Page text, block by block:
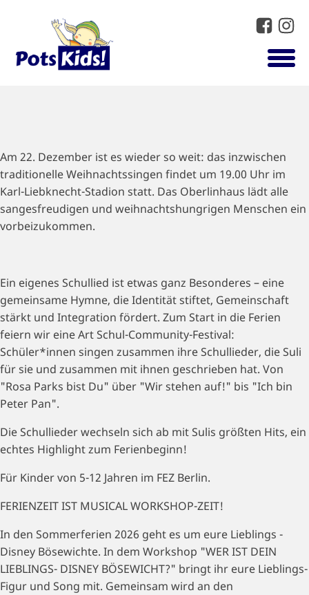
Am 22. Dezember ist es wieder so weit: das inzwischen
traditionelle Weihnachtssingen findet um 19.00 Uhr im
Karl-Liebknecht-Stadion statt. Das Oberlinhaus lädt alle
sangesfreudigen und weihnachtshungrigen Menschen ein
vorbeizukommen.
Ein eigenes Schullied ist etwas ganz Besonderes – eine
gemeinsame Hymne, die Identität stiftet, Gemeinschaft
stärkt und Integration fördert. Zum Start in die Ferien
feiern wir eine Art Schul-Community-Festival:
Schüler*innen singen zusammen ihre Schullieder, die Suli
für sie und zusammen mit ihnen geschrieben hat. Von
"Rosa Parks bist Du" über "Wir stehen auf!" bis "Ich bin
Peter Pan".
Die Schullieder wechseln sich ab mit Sulis größten Hits, ein
echtes Highlight zum Ferienbeginn!
Für Kinder von 5-12 Jahren im FEZ Berlin.
FERIENZEIT IST MUSICAL WORKSHOP-ZEIT!
In den Sommerferien 2026 geht es um eure Lieblings -
Disney Bösewichte. In dem Workshop "WER IST DEIN
LIEBLINGS- DISNEY BÖSEWICHT?" bringt ihr eure Lieblings-
Figur und Song mit. Gemeinsam wird an den